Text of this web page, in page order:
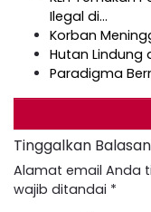
Ilegal di…
Korban
Hutan Lindung
Paradigma
Tinggalkan Balasan
Alamat email Anda
wajib ditandai *